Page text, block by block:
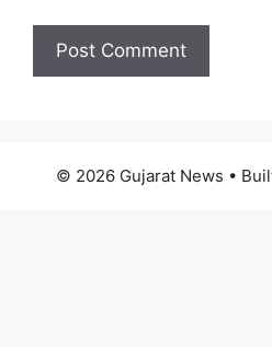
© 2026 Gujarat News •